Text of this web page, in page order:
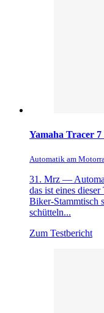
Yamaha Tracer
Automatik am
31. Mrz —
das ist eines
Biker-Stammtisch
schütteln...
Zum Testbericht